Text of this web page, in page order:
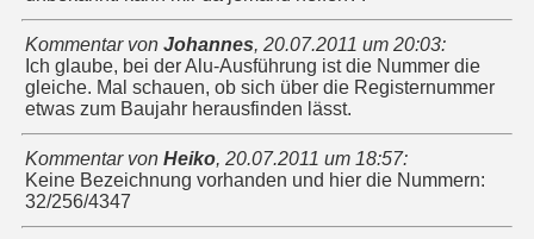
Kommentar von Johannes, 20.07.2011 um 20:03:
Ich glaube, bei der Alu-Ausführung ist die Nummer die
gleiche. Mal schauen, ob sich über die Registernummer
etwas zum Baujahr herausfinden lässt.
Kommentar von Heiko, 20.07.2011 um 18:57:
Keine Bezeichnung vorhanden und hier die Nummern:
32/256/4347